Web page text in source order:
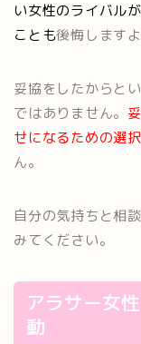
い女性のライバル
ことも後悔しますよ
妥協をしたからと
ではありません。
せになるための選択
ん。
自分の気持ちと相
みてください。
アラサー女
動